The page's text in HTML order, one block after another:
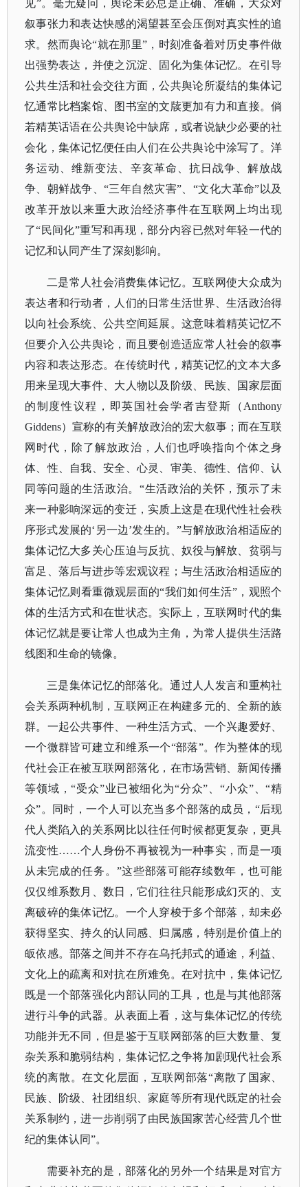
见”。毫无疑问，舆论未必总是正确、准确，大众对
叙事张力和表达快感的渴望甚至会压倒对真实性的追
求。然而舆论“就在那里”，时刻准备着对历史事件做
出强势表达，并使之沉淀、固化为集体记忆。 在引导
公共生活和社会交往方面，公共舆论所凝结的集体记
忆通常比档案馆、图书室的文牍更加有力和直接。倘
若精英话语在公共舆论中缺席，或者说缺少必要的社
会化，集体记忆便任由人们在公共舆论中涂写了。洋
务运动、维新变法、辛亥革命、抗日战争、解放战
争、朝鲜战争、 “三年自然灾害”、“文化大革命”以及
改革开放以来重大政治经济事件在互联网上均出现
了“民间化”重写和再现，部分内容已然对年轻一代的
记忆和认同产生了深刻影响。
二是常人社会消费集体记忆。互联网使大众成为
表达者和行动者，人们的日常生活世界、生活政治得
以向社会系统、公共空间延展。这意味着精英记忆不
但要介入公共舆论，而且要创造适应常人社会的叙事
内容和表达形态。在传统时代，精英记忆的文本大多
用来呈现大事件、大人物以及阶级、民族、国家层面
的制度性议程，即英国社会学者吉登斯（ Anthony
Giddens）宣称的有关解放政治的宏大叙事； 而在互联
网时代，除了解放政治，人们也呼唤指向个体之身
体、性、自我、安全、心灵、审美、德性、信仰、认
同等问题的生活政治。 “生活政治的关怀，预示了未
来一种影响深远的变迁，实质上这是在现代性社会秩
序形式发展的‘另一边’发生的。”与解放政治相适应的
集体记忆大多关心压迫与反抗、奴役与解放、贫弱与
富足、落后与进步等宏观议程；与生活政治相适应的
集体记忆则看重微观层面的“我们如何生活”，观照个
体的生活方式和在世状态。实际上，互联网时代的集
体记忆就是要让常人也成为主角，为常人提供生活路
线图和生命的镜像。
三是集体记忆的部落化。通过人人发言和重构社
会关系两种机制，互联网正在构建多元的、全新的族
群。一起公共事件、一种生活方式、一个兴趣爱好、
一个微群皆可建立和维系一个“部落”。作为整体的现
代社会正在被互联网部落化，在市场营销、新闻传播
等领域，“受众”业已被细化为“分众”、“小众”、“精
众”。同时，一个人可以充当多个部落的成员，“后现
代人类陷入的关系网比以往任何时候都更复杂，更具
流变性……个人身份不再被视为一种事实，而是一项
从未完成的任务。”这些部落可能存续数年，也可能
仅仅维系数月、数日，它们往往只能形成幻灭的、支
离破碎的集体记忆。一个人穿梭于多个部落，却未必
获得坚实、持久的认同感、归属感，特别是价值上的
皈依感。部落之间并不存在乌托邦式的通途，利益、
文化上的疏离和对抗在所难免。在对抗中，集体记忆
既是一个部落强化内部认同的工具，也是与其他部落
进行斗争的武器。从表面上看，这与集体记忆的传统
功能并无不同，但是鉴于互联网部落的巨大数量、复
杂关系和脆弱结构，集体记忆之争将加剧现代社会系
统的离散。在文化层面，互联网部落“离散了国家、
民族、阶级、社团组织、家庭等所有现代既定的社会
关系制约，进一步削弱了由民族国家苦心经营几个世
纪的集体认同”。
需要补充的是，部落化的另外一个结果是对官方